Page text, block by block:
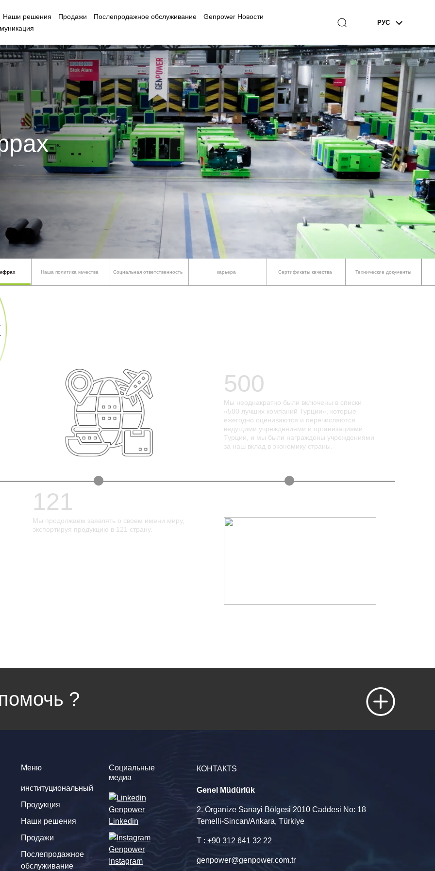
Наши решения Продажи Послепродажное обслуживание
Genpower Новости
РУС
Наша политика качества Социальная ответственность карьера Сертификаты качества Технические документы
о своем имени миру,
в 121 страну.
500
Мы неоднакратно были включены в списки
«500 лучших компаний Турции», которые
ежегодно оцениваются и перечисляются
ведущими учреждениями и организациями
Турции, и мы были награждены учреждениями
за наш вклад в экономику страны.
?
Меню
институциональный
Продукция
Наши решения
Продажи
Послепродажное
обслуживание
Социальные
медиа
Linkedin
Instagram
КОНТАКТS
Genel Müdürlük
2. Organize Sanayi Bölgesi 2010 Caddesi No: 18
Temelli-Sincan/Ankara, Türkiye
T : +90 312 641 32 22
genpower@genpower.com.tr